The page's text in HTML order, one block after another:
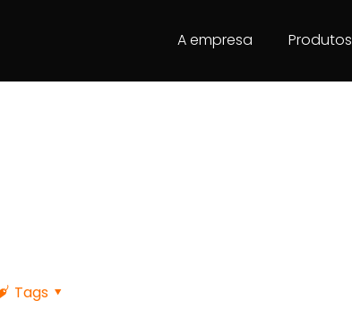
A empresa Produtos
Tags